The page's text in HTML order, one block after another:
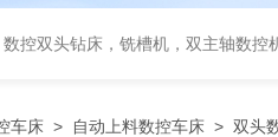
控双头钻床，铣槽机，双主轴数
车床 > 自动上料数控车床 > 双头